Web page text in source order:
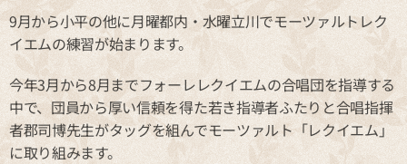
9月から小平の他に月曜都内・水曜立川でモーツァルトレク
イエムの練習が始まります。
今年3月から8月までフォーレレクイエムの合唱団を指導する
中で、団員から厚い信頼を得た若き指導者ふたりと合唱指揮
者郡司博先生がタッグを組んでモーツァルト「レクイエム」
に取り組みます。